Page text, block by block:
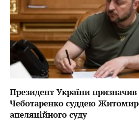
Президент України
Чеботаренко суддею
апеляційного суду